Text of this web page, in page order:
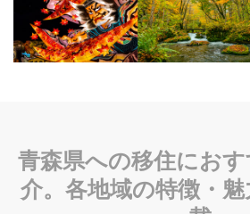
青森県への移住にお
介。各地域の特徴・